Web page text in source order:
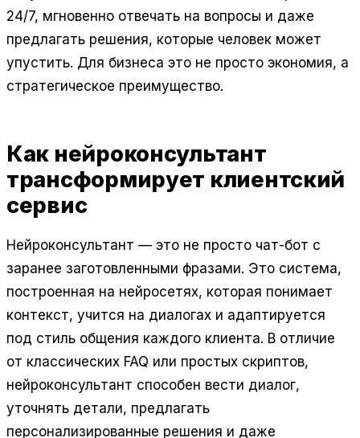
24/7, мгновенно отвечать на вопросы и даже
предлагать решения, которые человек может
упустить. Для бизнеса это не просто экономия, а
стратегическое преимущество.
Как нейроконсультант
трансформирует клиентский
сервис
Нейроконсультант — это не просто чат-бот с
заранее заготовленными фразами. Это система,
построенная на нейросетях, которая понимает
контекст, учится на диалогах и адаптируется
под стиль общения каждого клиента. В отличие
от классических FAQ или простых скриптов,
нейроконсультант способен вести диалог,
уточнять детали, предлагать
персонализированные решения и даже